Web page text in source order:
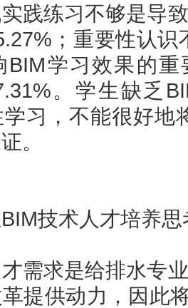
践练习不够是导
；重要性认
BIM学习效果的
。学生缺乏
习，不能很好地
。
技术人才培养思
需求是给排水专
提供动力，因此